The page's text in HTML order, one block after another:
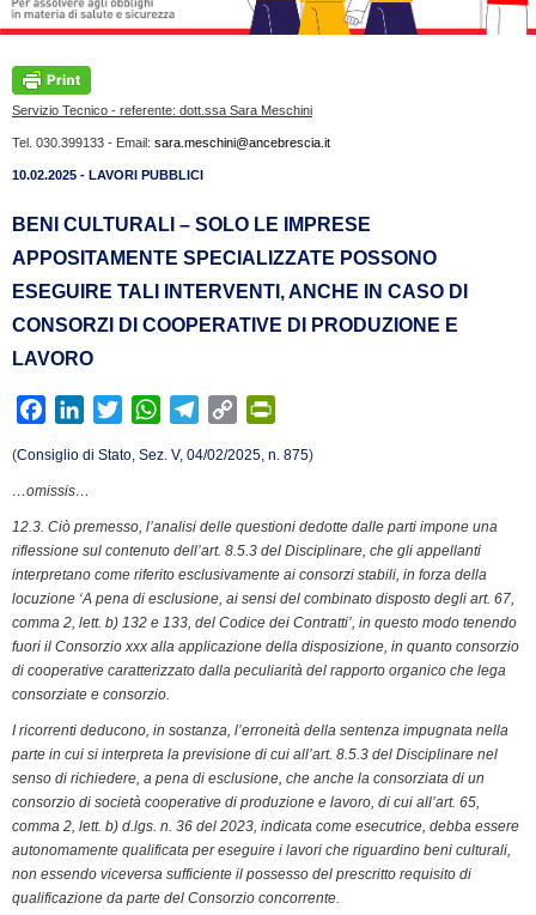
Servizio Tecnico - referente: dott.ssa Sara Meschini
Tel. 030.399133 - Email: sara.meschini@ancebrescia.it
10.02.2025 - LAVORI PUBBLICI
BENI CULTURALI – SOLO LE IMPRESE
APPOSITAMENTE SPECIALIZZATE POSSONO
ESEGUIRE TALI INTERVENTI, ANCHE IN CASO DI
CONSORZI DI COOPERATIVE DI PRODUZIONE E
LAVORO
c
e
b
o
o
k
n
k
e
d
I
n
i
t
e
r
W
a
s
A
p
p
l
g
r
a
m
C
p
L
i
n
k
i
t
F
r
e
n
l
y
(Consiglio di Stato, Sez. V, 04/02/2025, n. 875)
…omissis…
12.3. Ciò premesso, l’analisi delle questioni dedotte dalle parti impone una
riflessione sul contenuto dell’art. 8.5.3 del Disciplinare, che gli appellanti
interpretano come riferito esclusivamente ai consorzi stabili, in forza della
locuzione ‘A pena di esclusione, ai sensi del combinato disposto degli art. 67,
comma 2, lett. b) 132 e 133, del Codice dei Contratti’, in questo modo tenendo
fuori il Consorzio xxx alla applicazione della disposizione, in quanto consorzio
di cooperative caratterizzato dalla peculiarità del rapporto organico che lega
consorziate e consorzio.
I ricorrenti deducono, in sostanza, l’erroneità della sentenza impugnata nella
parte in cui si interpreta la previsione di cui all’art. 8.5.3 del Disciplinare nel
senso di richiedere, a pena di esclusione, che anche la consorziata di un
consorzio di società cooperative di produzione e lavoro, di cui all’art. 65,
comma 2, lett. b) d.lgs. n. 36 del 2023, indicata come esecutrice, debba essere
autonomamente qualificata per eseguire i lavori che riguardino beni culturali,
non essendo viceversa sufficiente il possesso del prescritto requisito di
qualificazione da parte del Consorzio concorrente.